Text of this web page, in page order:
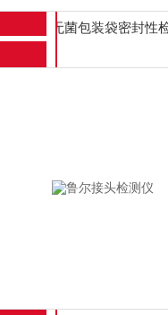
LT-PNP无菌包装袋密封性